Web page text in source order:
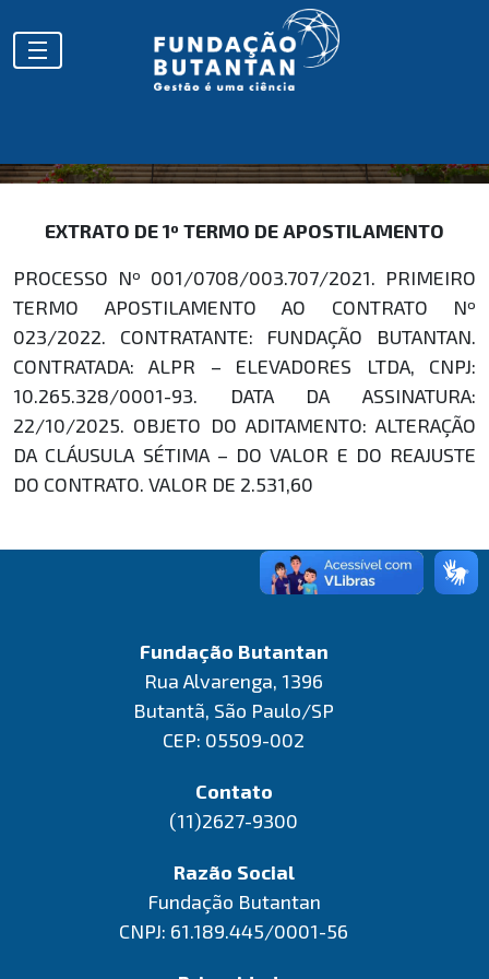
EXTRATOS
EXTRATO DE 1º TERMO DE APOSTILAMENTO
PROCESSO Nº 001/0708/003.707/2021. PRIMEIRO
TERMO APOSTILAMENTO AO CONTRATO Nº
023/2022. CONTRATANTE: FUNDAÇÃO BUTANTAN.
CONTRATADA: ALPR – ELEVADORES LTDA, CNPJ:
10.265.328/0001-93. DATA DA ASSINATURA:
22/10/2025. OBJETO DO ADITAMENTO: ALTERAÇÃO
DA CLÁUSULA SÉTIMA – DO VALOR E DO REAJUSTE
DO CONTRATO. VALOR DE 2.531,60
Fundação Butantan
Rua Alvarenga, 1396
Butantã, São Paulo/SP
CEP: 05509-002
Contato
(11)2627-9300
Razão Social
Fundação Butantan
CNPJ: 61.189.445/0001-56